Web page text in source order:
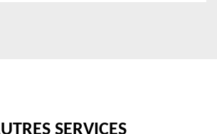
SERVICES